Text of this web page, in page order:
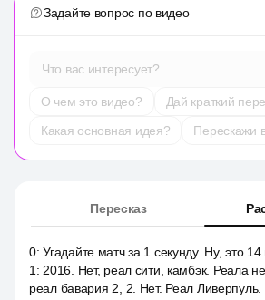
Задайте вопрос по видео
Что вас интересует?
О чем это видео?
Дай краткий
Какая основная идея?
Перескажи
Пересказ
0:Угадайте матч за 1 секунду. Ну, это 14
1 : 2016. Нет, реал сити, камбэк. Реала
реал бавария 2, 2. Нет. Реал